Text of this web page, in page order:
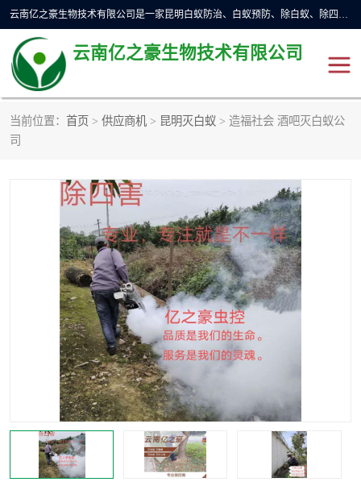
云南亿之豪生物技术有限公司是一家昆明白蚁防治、白蚁预防、除白蚁、除四害、灭蟑螂、消毒等业务的公司，公司致力于诚信经营、科技良好、讲究信誉、造福社会的理念，坚持走技术化、服务统一化,竭诚以优良的施工质量、主动的跟进服务、的管理经验，以诚信取于社会，立足于社会。
云南亿之豪生物技术有限公司
当前位置： 首页 > 供应商机 > 昆明灭白蚁 > 造福社会 酒吧灭白蚁公
司
昆明灭蟑螂 昆明杀虫
昆明消杀公司
昆明消毒公司 昆明灭红火蚁公司
昆明驱蛇公司 昆明除虫除蚁